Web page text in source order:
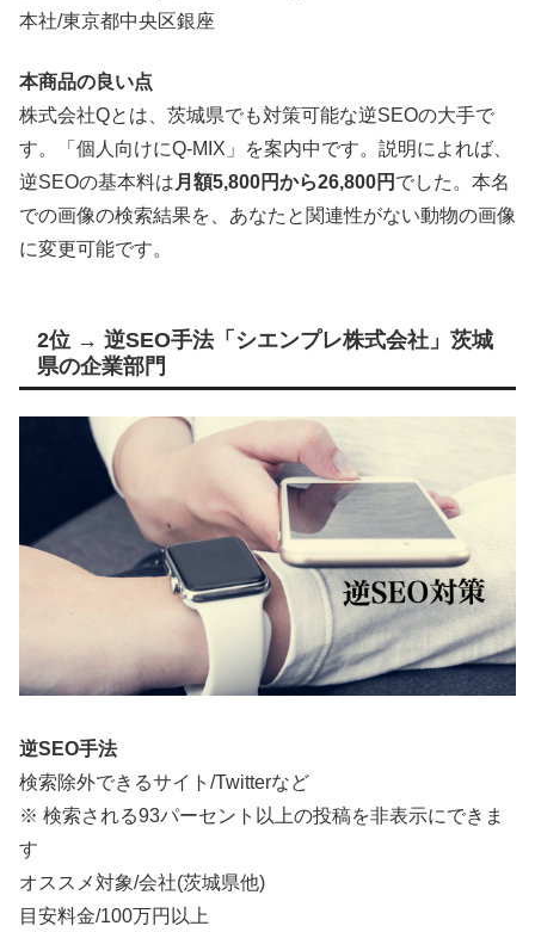
本社/東京都中央区銀座
本商品の良い点
株式会社Qとは、茨城県でも対策可能な逆SEOの大手で
す。「個人向けにQ-MIX」を案内中です。説明によれば、
逆SEOの基本料は 月額5,800円から26,800円 でした。本名
での画像の検索結果を、あなたと関連性がない動物の画像
に変更可能です。
2位 → 逆SEO手法「シエンプレ株式会社」茨城
県の企業部門
逆SEO手法
検索除外できるサイト/Twitterなど
※ 検索される93パーセント以上の投稿を非表示にできま
す
オススメ対象/会社(茨城県他)
目安料金/100万円以上